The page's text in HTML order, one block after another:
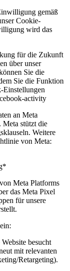
gemäß
Cookie-
wird das
für die Zukunft
über unser
Sie die
Sie die Funktion
Einstellungen
activity
an Meta
stützt die
Weitere
von Meta:
Meta Platforms
das Meta Pixel
für unsere
besucht
mit relevanten
Retargeting).